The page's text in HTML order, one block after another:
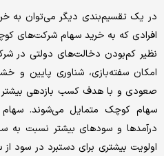
در یک تقسیم‌‌‌بندی دیگر می‌‌‌توان به
افرادی که به خرید سهام شرکت‌های
نظیر کم‌‌‌بودن دخالت‌‌‌های دولتی در
امکان سفته‌‌‌بازی، شناوری پایین
صعودی و با هدف کسب بازدهی
سهام کوچک متمایل می‌‌‌شوند. سهام
درآمدها و سودهای بیشتر نسبت به
اولویت بیشتری برای دستبرد در سود